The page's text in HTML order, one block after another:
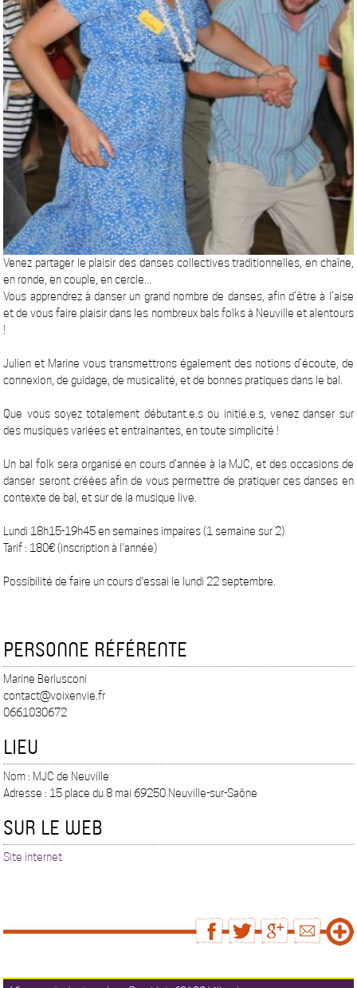
Venez partager le plaisir des danses collectives traditionnelles, en chaîne,
en ronde, en couple, en cercle...
Vous apprendrez à danser un grand nombre de danses, afin d’être à l’aise
et de vous faire plaisir dans les nombreux bals folks à Neuville et alentours
!
Julien et Marine vous transmettrons également des notions d’écoute, de
connexion, de guidage, de musicalité, et de bonnes pratiques dans le bal.
Que vous soyez totalement débutant.e.s ou initié.e.s, venez danser sur
des musiques variées et entrainantes, en toute simplicité !
Un bal folk sera organisé en cours d’année à la MJC, et des occasions de
danser seront créées afin de vous permettre de pratiquer ces danses en
contexte de bal, et sur de la musique live.
Lundi 18h15-19h45 en semaines impaires (1 semaine sur 2)
Tarif : 180€ (inscription à l'année)
Possibilité de faire un cours d'essai le lundi 22 septembre.
PERSONNE RÉFÉRENTE
Marine Berlusconi
contact@voixenvie.fr
0661030672
LIEU
Nom : MJC de Neuville
Adresse : 15 place du 8 mai 69250 Neuville-sur-Saône
SUR LE WEB
Site internet